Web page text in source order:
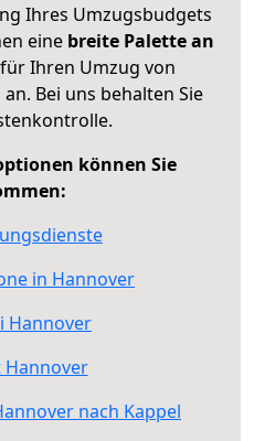
Ihres Umzugsbudgets
eine breite Palette an
Ihren Umzug von
Bei uns behalten Sie
können Sie
in Hannover
Hannover
nach Kappel